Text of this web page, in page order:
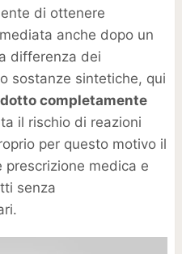
di ottenere
anche dopo un
differenza dei
sostanze sintetiche, qui
completamente
il rischio di reazioni
per questo motivo il
prescrizione medica e
senza